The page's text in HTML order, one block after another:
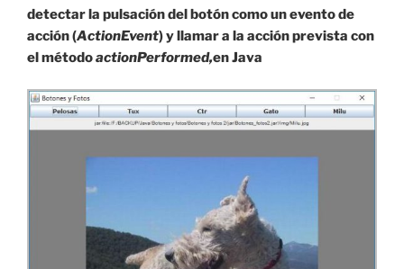
bits»
detectar la pulsación del botón como un evento de
acción (ActionEvent) y llamar a la acción prevista con
el métodoactionPerformed,en Java